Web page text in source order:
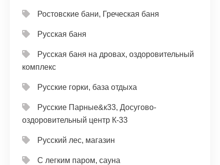
Ростовские бани, Греческая баня
Русская баня
Русская баня на дровах, оздоровительный
комплекс
Русские горки, база отдыха
Русские Парные&к33, Досугово-
оздоровительный центр К-33
Русский лес, магазин
С легким паром, сауна